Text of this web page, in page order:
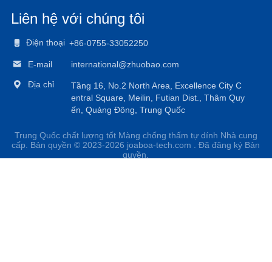
Liên hệ với chúng tôi
 Điện thoại +86-0755-33052250
 E-mail international@zhuobao.com
 Địa chỉ
Tầng 16, No.2 North Area, Excellence City C
entral Square, Meilin, Futian Dist., Thâm Quy
ến, Quảng Đông, Trung Quốc
Trung Quốc chất lượng tốt Màng chống thấm tự dính Nhà cung
cấp. Bản quyền © 2023-2026 joaboa-tech.com . Đã đăng ký Bản
quyền.